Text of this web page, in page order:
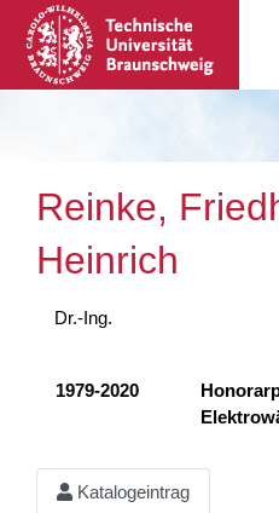
Reinke,
Heinrich
Dr.-Ing.
1979-2020
Katalogeintrag